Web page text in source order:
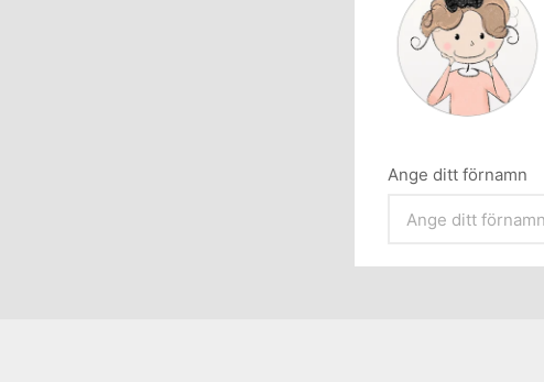
Ange ditt förnamn